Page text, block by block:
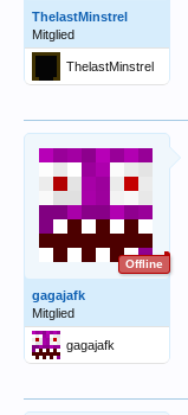
ThelastMinstrel
Mitglied
ThelastMinstrel
Offline
gagajafk
Mitglied
gagajafk